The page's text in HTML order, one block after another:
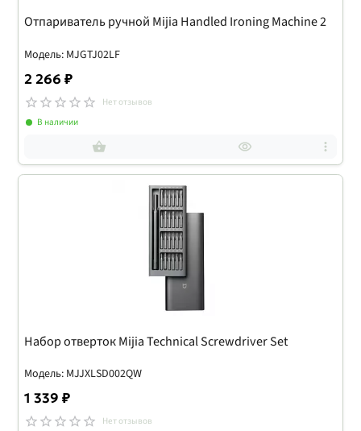
Отпариватель ручной Mijia Handled Ironing Machine 2
Модель: MJGTJ02LF
2 266 ₽
Нет отзывов
В наличии
Набор отверток Mijia Technical Screwdriver Set
Модель: MJJXLSD002QW
1 339 ₽
Нет отзывов